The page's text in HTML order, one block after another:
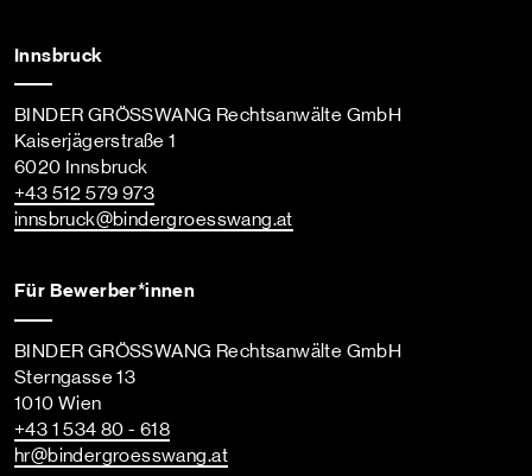
Innsbruck
BINDER GRÖSSWANG Rechtsanwälte GmbH
Kaiserjägerstraße 1
6020 Innsbruck
+43 512 579 973
innsbruck@bindergroesswang.at
Für Bewerber*innen
BINDER GRÖSSWANG Rechtsanwälte GmbH
Sterngasse 13
1010 Wien
+43 1 534 80 - 618
hr@bindergroesswang.at